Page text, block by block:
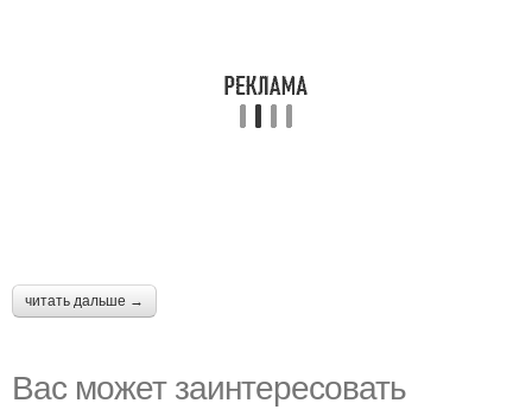
читать дальше →
Вас может заинтересовать